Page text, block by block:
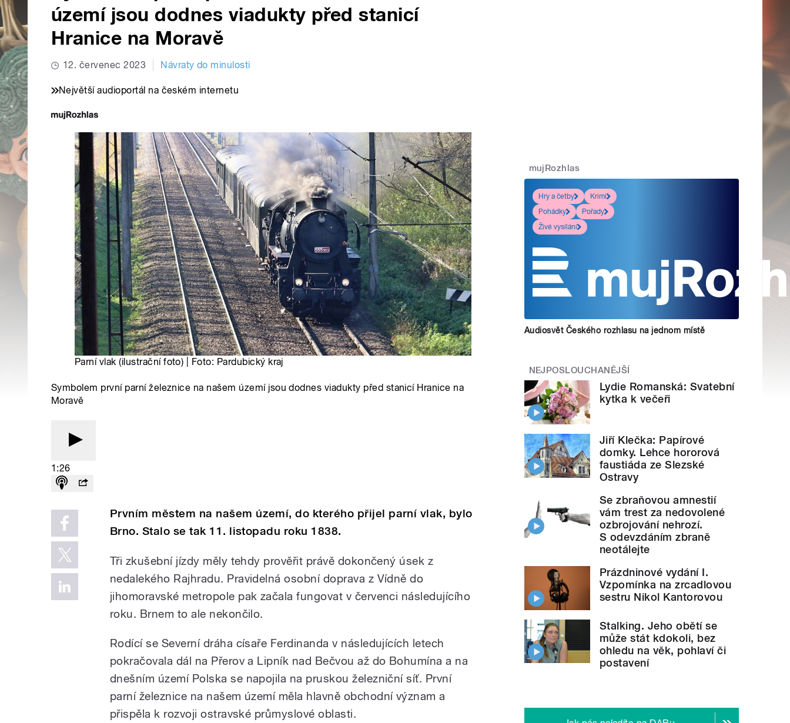
území jsou dodnes viadukty před stanicí
Hranice na Moravě
12. červenec 2023 Návraty do minulosti
Největší audioportál na českém internetu
Parní vlak (ilustrační foto) | Foto: Pardubický kraj
Symbolem první parní železnice na našem území jsou dodnes viadukty před stanicí Hranice na
Moravě
1:26
Prvním městem na našem území, do kterého přijel parní vlak, bylo
Brno. Stalo se tak 11. listopadu roku 1838.
Tři zkušební jízdy měly tehdy prověřit právě dokončený úsek z
nedalekého Rajhradu. Pravidelná osobní doprava z Vídně do
jihomoravské metropole pak začala fungovat v červenci následujícího
roku. Brnem to ale nekončilo.
Rodící se Severní dráha císaře Ferdinanda v následujících letech
pokračovala dál na Přerov a Lipník nad Bečvou až do Bohumína a na
dnešním území Polska se napojila na pruskou železniční síť. První
parní železnice na našem území měla hlavně obchodní význam a
přispěla k rozvoji ostravské průmyslové oblasti.
mujRozhlas
Hry a četby
Krimi
Pohádky
Pořady
Živé vysílání
Audiosvět Českého rozhlasu na jednom místě
NEJPOSLOUCHANĚJŠÍ
Lydie Romanská: Svatební
kytka k večeři
Jiří Klečka: Papírové
domky. Lehce hororová
faustiáda ze Slezské
Ostravy
Se zbraňovou amnestií
vám trest za nedovolené
ozbrojování nehrozí.
S odevzdáním zbraně
neotálejte
Prázdninové vydání I.
Vzpomínka na zrcadlovou
sestru Nikol Kantorovou
Stalking. Jeho obětí se
může stát kdokoli, bez
ohledu na věk, pohlaví či
postavení